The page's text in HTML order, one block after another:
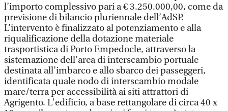
l’importo complessivo pari a € 3.250.000,00, come da
previsione di bilancio pluriennale dell’AdSP.
L’intervento è finalizzato al potenziamento e alla
riqualificazione della dotazione materiale
trasportistica di Porto Empedocle, attraverso la
sistemazione dell’area di interscambio portuale
destinata all’imbarco e allo sbarco dei passeggeri,
identificata quale nodo di interscambio modale
mare/terra per accessibilità ai siti attrattori di
Agrigento. L'edificio, a base rettangolare di circa 40 x